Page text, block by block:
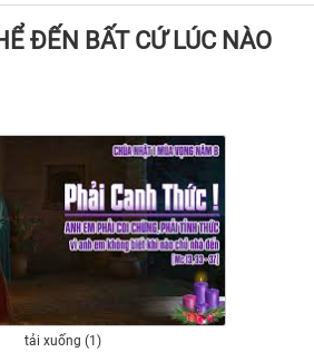
ĐẾN BẤT CỨ LÚC NÀO
tải xuống (1)